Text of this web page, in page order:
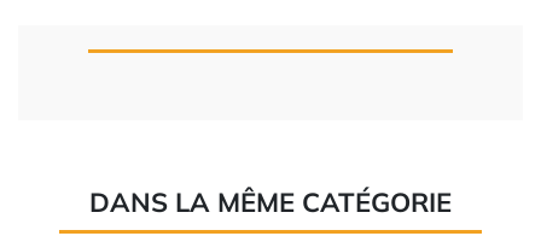
DANS LA MÊME CATÉGORIE